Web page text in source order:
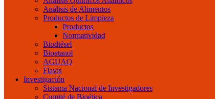
Análisis de Alimentos
Productos de Limpieza
Productos
Normatividad
Biodiésel
Bioetanol
AGUAQ
Flavis
Investigación
Sistema Nacional de Investigadores
Comité de Bioética